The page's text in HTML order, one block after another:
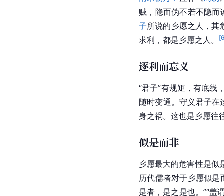
贼，隐而伪不若不隐而
子所说的乡愿之人，其
求利，都是乡愿之人。
[
逐利而忘义
“君子”有规矩，有底线
随时变通。守义君子在
身之祸。这也是乡愿往
似是而非
乡愿最大的危害性是似
历代儒者对于乡愿似
是者，是之是也。”“盖